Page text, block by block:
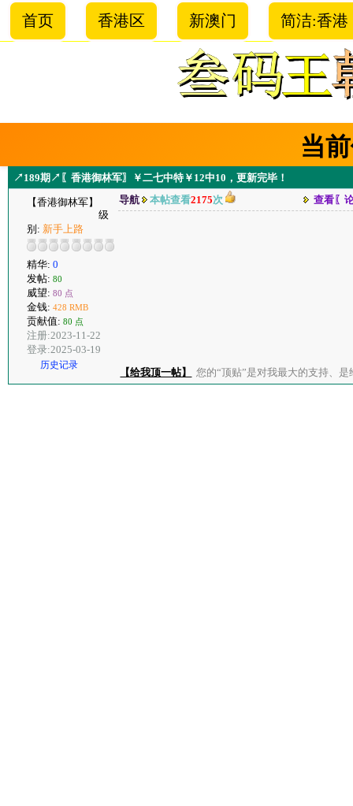
首页 香港区 新澳门 简洁:香港
当
↗189期↗〖香港御林军〗￥二七中特￥12中10，更新完毕！
【香港御林军】
级
别: 新手上路
精华: 0
发帖: 80
威望: 80 点
金钱: 428 RMB
贡献值: 80 点
注册:2023-11-22
登录:2025-03-19
历史记录
导航 本帖查看2175次 查看〖
【给我顶一帖】 您的“顶贴”是对我最大的支持、